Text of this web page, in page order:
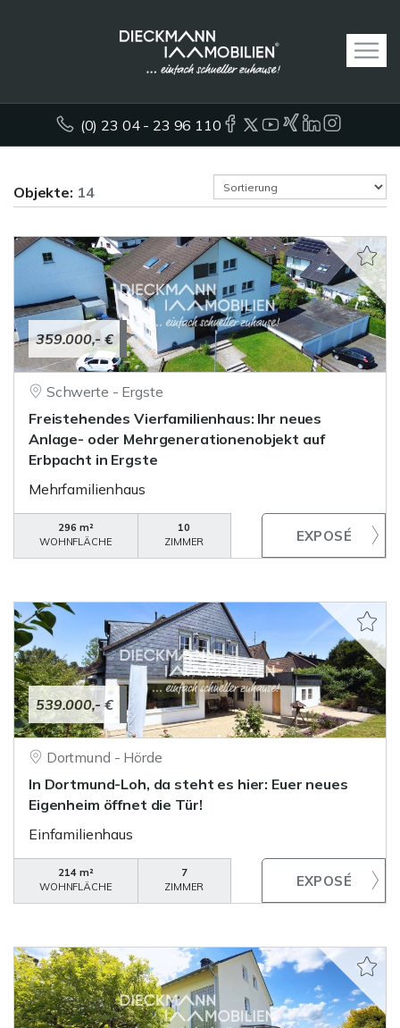
(0) 23 04 - 23 96 110
Objekte: 14
359.000,- €
Schwerte - Ergste
Freistehendes Vierfamilienhaus: Ihr neues
Anlage- oder Mehrgenerationenobjekt auf
Erbpacht in Ergste
Mehrfamilienhaus
296 m²
WOHNFLÄCHE
10
ZIMMER
539.000,- €
Dortmund - Hörde
In Dortmund-Loh, da steht es hier: Euer neues
Eigenheim öffnet die Tür!
Einfamilienhaus
214 m²
WOHNFLÄCHE
7
ZIMMER